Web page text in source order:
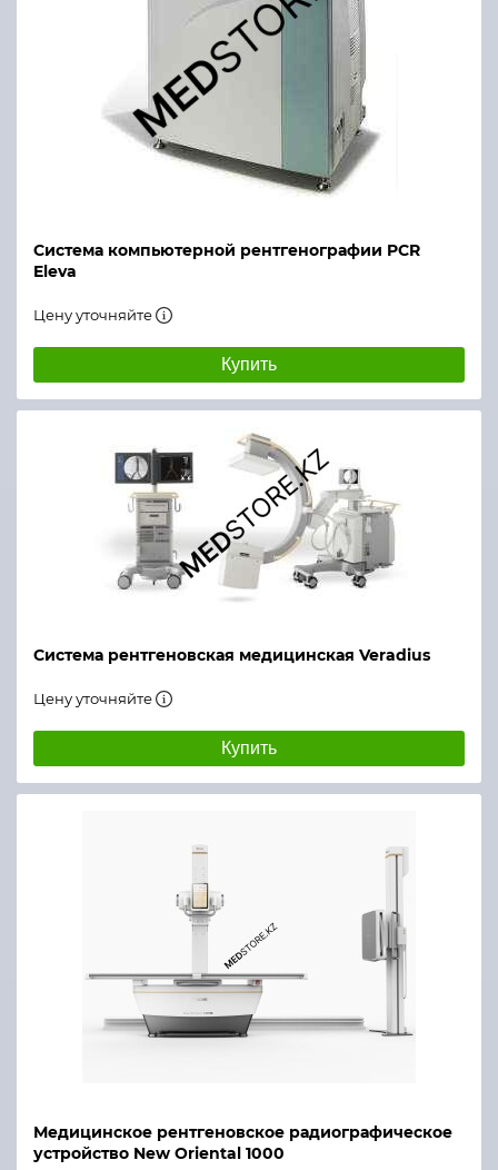
Система компьютерной рентгенографии PCR
Eleva
Цену уточняйте
Купить
Система рентгеновская медицинская Veradius
Цену уточняйте
Купить
Медицинское рентгеновское радиографическое
устройство New Oriental 1000